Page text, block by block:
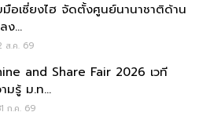
อเซี่ยงไฮ จัดตั้งศูนย์นานาชาติด้าน
ง...
ส.ค. 69
and Share Fair 2026 เวที
มรู้ ม.ท...
ก.ค. 69